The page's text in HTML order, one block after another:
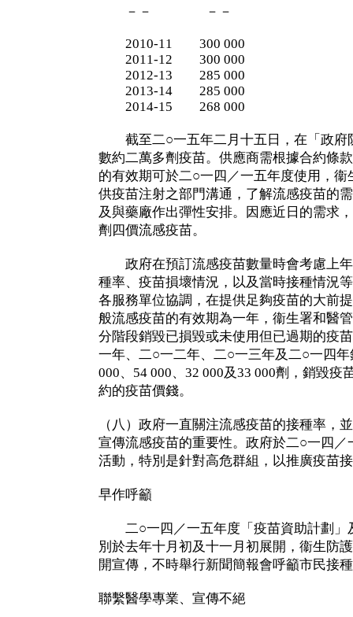
－－ －－
2010-11 300 000
2011-12 300 000
2012-13 285 000
2013-14 285 000
2014-15 268 000
截至二○一五年二月十五日，在「政府
數約二萬多劑疫苗。供應商需根據合約條
的有效期可於二○一四／一五年度使用，
供疫苗注射之部門溝通，了解流感疫苗的
及與藥廠作出彈性安排。因應近日的需求
劑四價流感疫苗。
政府在預訂流感疫苗數量時會考慮上年
種率、疫苗損壞情況，以及當時接種情況
各服務單位協調，在提供足夠疫苗的大前
般流感疫苗的有效期為一年，衞生署和醫
分階段銷毀已損毀或未使用但已過期的疫
一年、二○一二年、二○一三年及二○一四
000、54 000、32 000及33 000劑，銷毀疫
約的疫苗價錢。
（八）政府一直關注流感疫苗的接種率，
宣傳流感疫苗的重要性。政府於二○一四
活動，特別是針對高危群組，以推廣疫苗
早作呼籲
二○一四／一五年度「疫苗資助計劃」
別於去年十月初及十一月初展開，衞生防
開宣傳，不時舉行新聞簡報會呼籲市民接
聯繫醫學專業、宣傳不絕